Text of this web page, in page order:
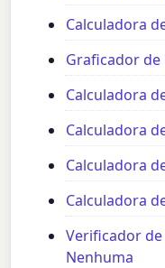
Calculadora
Graficador de
Calculadora
Calculadora
Calculadora
Calculadora
Verificador
Nenhuma